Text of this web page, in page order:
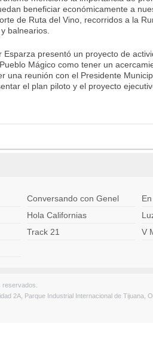
beneficiar económicamente a
de Ruta del Vino, recorridos a la
balnearios.
Esparza presentó un proyecto de
Mágico como tener un
una reunión con el Presidente
el plan piloto y el proyecto
Conversando con Genel
Hola Californias
Track 21
V
2A, Parque Industrial Internacional de Tijuana,